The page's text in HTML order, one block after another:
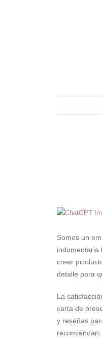
Somos un
indumentaria
crear
detalle para
La
carta de
y reseñas
recomiendan.